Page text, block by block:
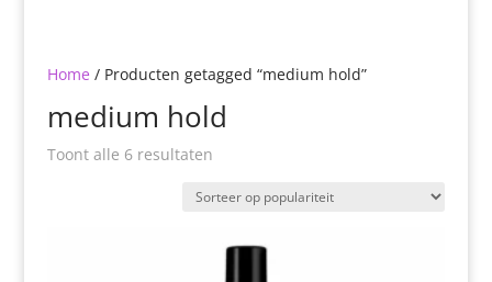
Home / Producten getagged “medium hold”
medium hold
Toont alle 6 resultatenGesorteerd
populariteit